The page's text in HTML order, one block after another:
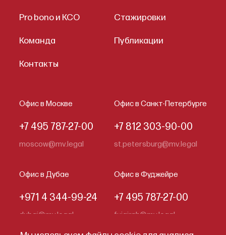
Pro bono и КСО Стажировки
Команда Публикации
Контакты
Офис в Москве
+7 495 787-27-00
moscow@mv.legal
Офис в Санкт-Петербурге
+7 812 303-90-00
st.petersburg@mv.legal
Офис в Дубае
+971 4 344-99-24
dubai@mv.legal
Офис в Фуджейре
+7 495 787-27-00
fujairah@mv.legal